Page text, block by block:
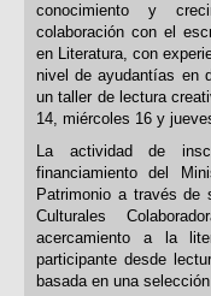
conocimiento y
colaboración con el
en Literatura, con
nivel de ayudantías en
un taller de lectura
14, miércoles 16 y
La actividad de
financiamiento del
Patrimonio a través de
Culturales
acercamiento a la
participante desde
basada en una